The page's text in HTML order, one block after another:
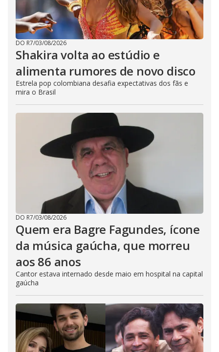
DO R7/03/08/2026
Shakira volta ao estúdio e
alimenta rumores de novo disco
Estrela pop colombiana desafia expectativas dos fãs e
mira o Brasil
DO R7/03/08/2026
Quem era Bagre Fagundes, ícone
da música gaúcha, que morreu
aos 86 anos
Cantor estava internado desde maio em hospital na capital
gaúcha